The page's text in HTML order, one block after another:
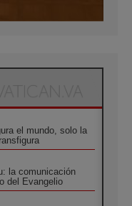
el mundo, solo la
la comunicación
del Evangelio